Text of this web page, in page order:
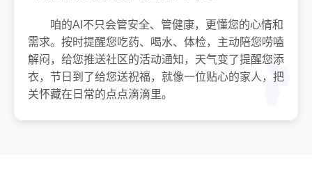
咱的AI不只会管安全、管健康，更懂您的心情和
需求。按时提醒您吃药、喝水、体检，主动陪您唠嗑
解闷，给您推送社区的活动通知，天气变了提醒您添
衣，节日到了给您送祝福，就像一位贴心的家人，把
关怀藏在日常的点点滴滴里。